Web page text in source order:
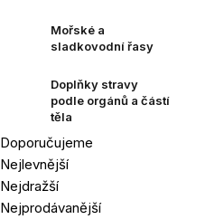
Mořské a
sladkovodní řasy
Doplňky stravy
podle orgánů a částí
těla
Řazení
produktů
Doporučujeme
Nejlevnější
Nejdražší
Nejprodávanější